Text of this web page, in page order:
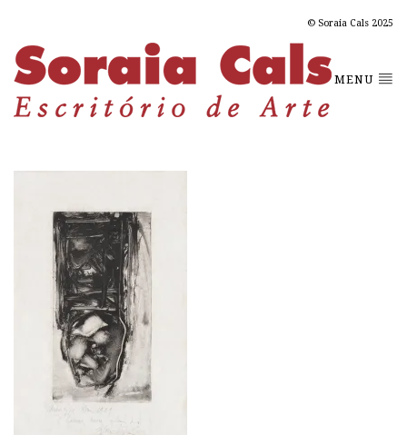
© Soraia Cals 2025
MENU